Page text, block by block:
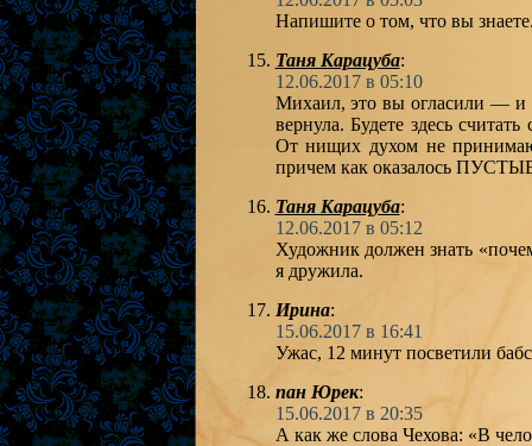
Напишите о том, что вы
Таня Карацуба:
12.06.2017 в 05:10
Михаил, это вы огласили — и
вернула. Будете здесь
От нищих духом не
причем как оказалось ПУСТЫЕ
Таня Карацуба:
12.06.2017 в 05:12
Художник должен знать
я дружила.
Ирина:
15.06.2017 в 16:41
Ужас, 12 минут посветили
пан Юрек:
15.06.2017 в 20:35
А как же слова Чехова: «В